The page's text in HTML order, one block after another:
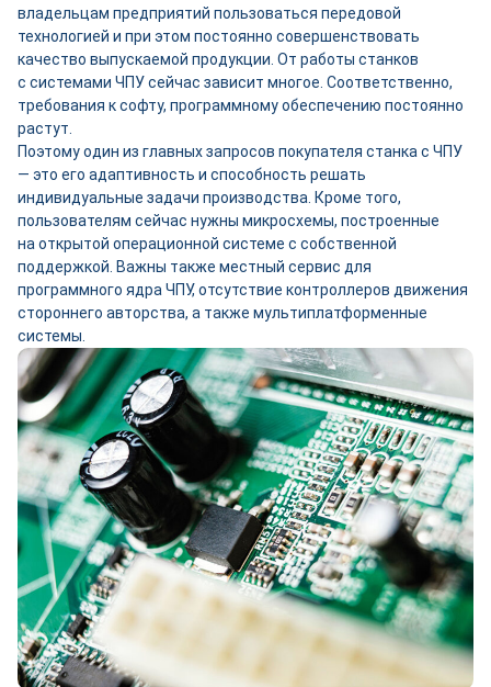
владельцам предприятий пользоваться передовой
технологией и при этом постоянно совершенствовать
качество выпускаемой продукции. От работы станков
с системами ЧПУ сейчас зависит многое. Соответственно,
требования к софту, программному обеспечению постоянно
растут.
Поэтому один из главных запросов покупателя станка с ЧПУ
— это его адаптивность и способность решать
индивидуальные задачи производства. Кроме того,
пользователям сейчас нужны микросхемы, построенные
на открытой операционной системе с собственной
поддержкой. Важны также местный сервис для
программного ядра ЧПУ, отсутствие контроллеров движения
стороннего авторства, а также мультиплатформенные
системы.